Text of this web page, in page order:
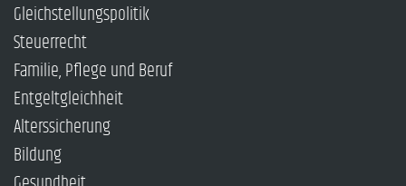
Gleichstellungspolitik
Steuerrecht
Familie, Pflege und Beruf
Entgeltgleichheit
Alterssicherung
Bildung